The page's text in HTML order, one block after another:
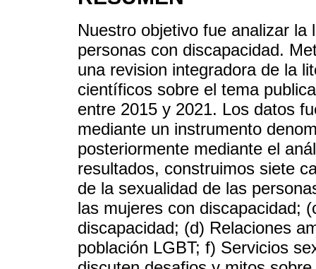
Nuestro objetivo fue analizar
personas con discapacidad.
una revision integradora de la
científicos sobre el tema
entre 2015 y 2021. Los datos
mediante un instrumento
posteriormente mediante el
resultados, construimos siete
de la sexualidad de las
las mujeres con discapacidad;
discapacidad; (d) Relaciones
población LGBT; f) Servicios